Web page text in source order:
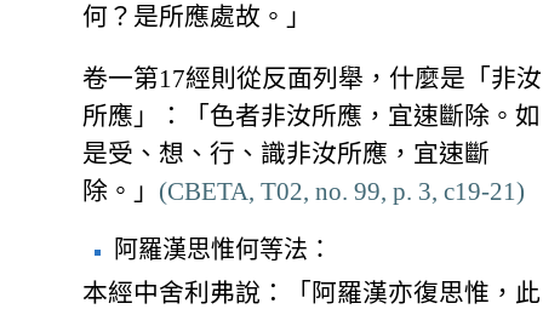
何？是所應處故。」
卷一第17經則從反面列舉，什麼是「非汝
所應」：「色者非汝所應，宜速斷除。如
是受、想、行、識非汝所應，宜速斷
除。」 (CBETA, T02, no. 99, p. 3, c19-21)
阿羅漢思惟何等法：
本經中舍利弗說：「阿羅漢亦復思惟，此